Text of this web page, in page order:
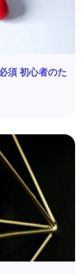
須 初心者のた